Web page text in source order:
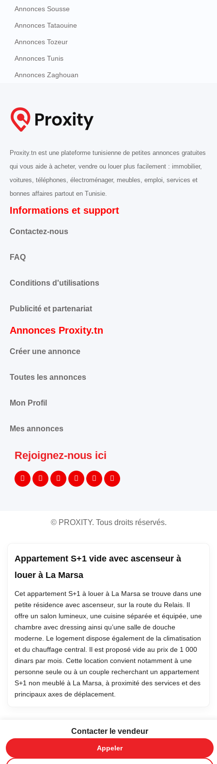
Contacter le vendeur
Appeler
Annonces Sousse
Annonces Tataouine
Annonces Tozeur
Annonces Tunis
Annonces Zaghouan
Proxity.tn est une plateforme tunisienne de petites annonces gratuites
qui vous aide à acheter, vendre ou louer plus facilement : immobilier,
voitures, téléphones, électroménager, meubles, emploi, services et
bonnes affaires partout en Tunisie.
Informations et support
Contactez-nous
FAQ
Conditions d'utilisations
Publicité et partenariat
Annonces Proxity.tn
Créer une annonce
Toutes les annonces
Mon Profil
Mes annonces
Rejoignez-nous ici
© PROXITY. Tous droits réservés.
Appartement S+1 vide avec ascenseur à
louer à La Marsa
Cet appartement S+1 à louer à La Marsa se trouve dans une
petite résidence avec ascenseur, sur la route du Relais. Il
offre un salon lumineux, une cuisine séparée et équipée, une
chambre avec dressing ainsi qu’une salle de douche
moderne. Le logement dispose également de la climatisation
et du chauffage central. Il est proposé vide au prix de 1 000
dinars par mois. Cette location convient notamment à une
personne seule ou à un couple recherchant un appartement
S+1 non meublé à La Marsa, à proximité des services et des
principaux axes de déplacement.